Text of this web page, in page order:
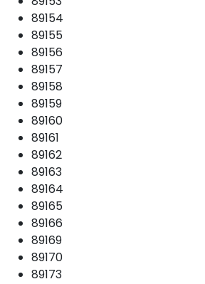
89154
89155
89156
89157
89158
89159
89160
89161
89162
89163
89164
89165
89166
89169
89170
89173